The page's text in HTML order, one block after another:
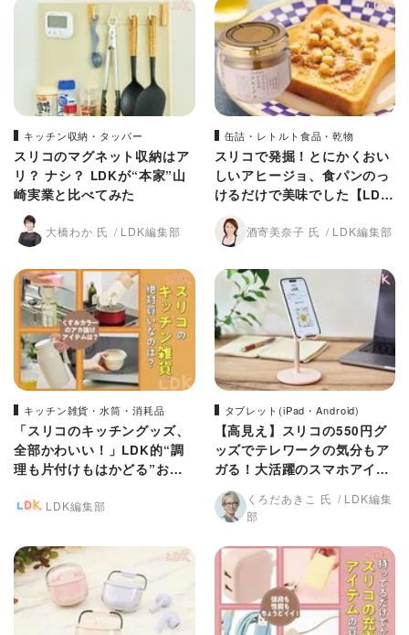
キッチン収納・タッパー
スリコのマグネット収納はア
リ？ ナシ？ LDKが“本家”山
崎実業と比べてみた
大橋わか 氏 LDK編集部
缶詰・レトルト食品・乾物
スリコで発掘！とにかくおい
しいアヒージョ、食パンのっ
けるだけで美味でした【LD
K】
酒寄美奈子 氏 LDK編集部
キッチン雑貨・水筒・消耗品
「スリコのキッチングッズ、
全部かわいい！」LDK的“調
理も片付けもはかどる”おす
LDK編集部
タブレット(iPad・Android)
【高見え】スリコの550円グ
ッズでテレワークの気分もア
ガる！大活躍のスマホアイテ
ムは？【LDK】
くろだあきこ 氏
LDK編集
部